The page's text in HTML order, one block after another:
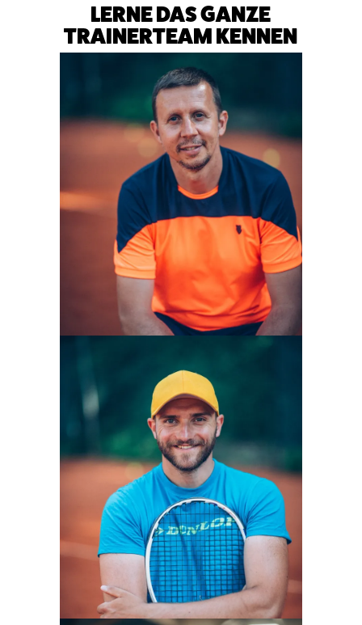
LERNE DAS GANZE
TRAINERTEAM KENNEN
VILISLAV VASSILEV
Geschäftsführer und Trainer
Mehr erfahren